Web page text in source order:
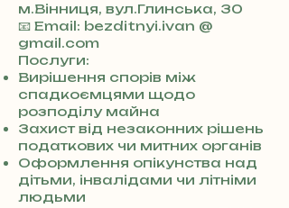
м.Вінниця, вул.Глинська, 30
+
3
8
0
7
3
0
4
8
5
7
📧 Email: bezditnyi.ivan @
gmail.com
Послуги:
Вирішення спорів між
спадкоємцями щодо
розподілу майна
Захист від незаконних рішень
податкових чи митних органів
Оформлення опікунства над
дітьми, інвалідами чи літніми
людьми